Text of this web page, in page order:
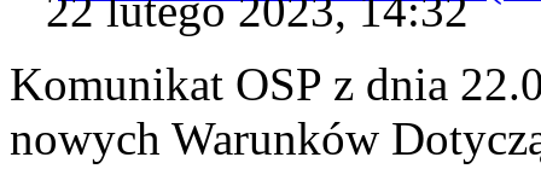
22 lutego 2023, 14:32
Komunikat OSP z dnia
nowych Warunków